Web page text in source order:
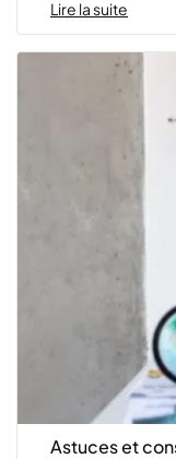
Lire la suite
Astuces et